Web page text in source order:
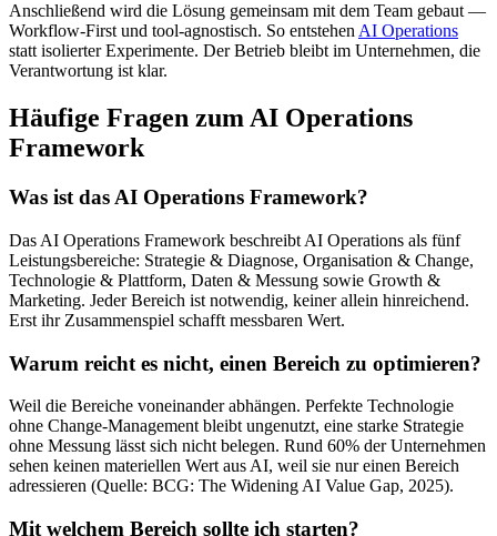
Anschließend wird die Lösung gemeinsam mit dem Team gebaut —
Workflow-First und tool-agnostisch. So entstehenAI Operations
statt isolierter Experimente. Der Betrieb bleibt im Unternehmen, die
Verantwortung ist klar.
Häufige Fragen zum AI Operations
Framework
Was ist das AI Operations Framework?
Das AI Operations Framework beschreibt AI Operations als fünf
Leistungsbereiche: Strategie & Diagnose, Organisation & Change,
Technologie & Plattform, Daten & Messung sowie Growth &
Marketing. Jeder Bereich ist notwendig, keiner allein hinreichend.
Erst ihr Zusammenspiel schafft messbaren Wert.
Warum reicht es nicht, einen Bereich zu optimieren?
Weil die Bereiche voneinander abhängen. Perfekte Technologie
ohne Change-Management bleibt ungenutzt, eine starke Strategie
ohne Messung lässt sich nicht belegen. Rund 60% der Unternehmen
sehen keinen materiellen Wert aus AI, weil sie nur einen Bereich
adressieren (Quelle: BCG: The Widening AI Value Gap, 2025).
Mit welchem Bereich sollte ich starten?